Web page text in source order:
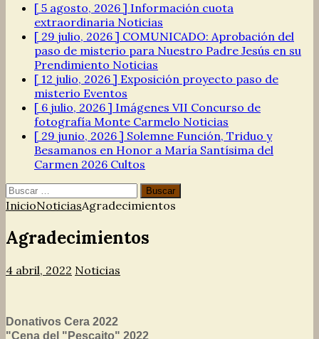
[ 5 agosto, 2026 ] Información cuota
extraordinaria Noticias
[ 29 julio, 2026 ] COMUNICADO: Aprobación del
paso de misterio para Nuestro Padre Jesús en su
Prendimiento Noticias
[ 12 julio, 2026 ] Exposición proyecto paso de
misterio Eventos
[ 6 julio, 2026 ] Imágenes VII Concurso de
fotografía Monte Carmelo Noticias
[ 29 junio, 2026 ] Solemne Función, Triduo y
Besamanos en Honor a María Santísima del
Carmen 2026 Cultos
Buscar:
InicioNoticiasAgradecimientos
Agradecimientos
4 abril, 2022 Noticias
Donativos Cera 2022
"Cena del "Pescaito" 2022